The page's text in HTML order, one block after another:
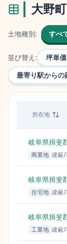
大野町
土地種別: すべ
並び替え: 坪単
最寄り駅から
所在地
岐阜県揖斐
商業地 建蔽/
岐阜県揖斐
住宅地 建蔽/
岐阜県揖斐
工業地 建蔽/